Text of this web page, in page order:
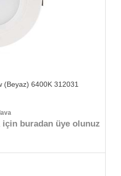
(Beyaz) 6400K 312031
için buradan üye olunuz